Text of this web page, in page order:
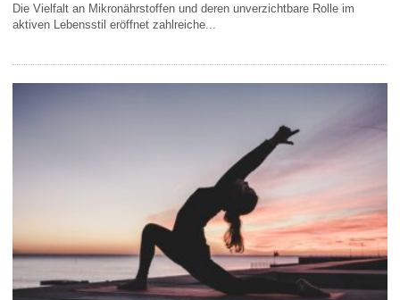
Die Vielfalt an Mikronährstoffen und deren unverzichtbare Rolle im
aktiven Lebensstil eröffnet zahlreiche...